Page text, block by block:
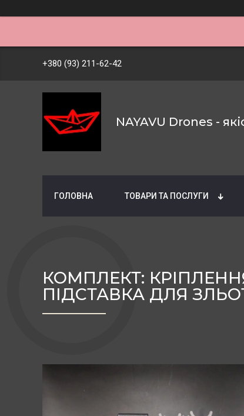
+380 (93) 211-62-42
NAYAVU Drones -
ГОЛОВНА ТОВАРИ ТА ПОСЛУГИ
КОМПЛЕКТ:
ПІДСТАВКА ДЛЯ